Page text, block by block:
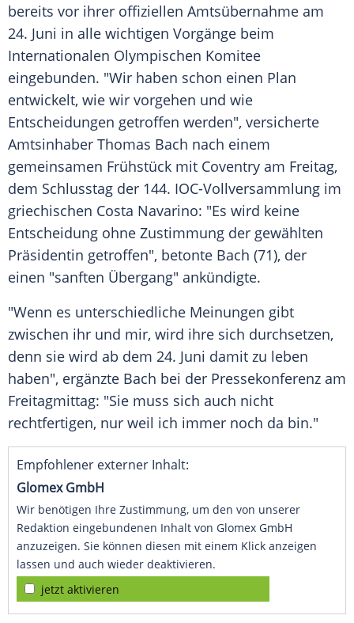
bereits vor ihrer offiziellen Amtsübernahme am
24. Juni in alle wichtigen Vorgänge beim
Internationalen Olympischen Komitee
eingebunden. "Wir haben schon einen Plan
entwickelt, wie wir vorgehen und wie
Entscheidungen getroffen werden", versicherte
Amtsinhaber Thomas Bach nach einem
gemeinsamen Frühstück mit Coventry am Freitag,
dem Schlusstag der 144. IOC-Vollversammlung im
griechischen Costa Navarino: "Es wird keine
Entscheidung ohne Zustimmung der gewählten
Präsidentin getroffen", betonte Bach (71), der
einen "sanften Übergang" ankündigte.
"Wenn es unterschiedliche Meinungen gibt
zwischen ihr und mir, wird ihre sich durchsetzen,
denn sie wird ab dem 24. Juni damit zu leben
haben", ergänzte Bach bei der Pressekonferenz am
Freitagmittag: "Sie muss sich auch nicht
rechtfertigen, nur weil ich immer noch da bin."
Empfohlener externer Inhalt:
Glomex GmbH
Wir benötigen Ihre Zustimmung, um den von unserer
Redaktion eingebundenen Inhalt von Glomex GmbH
anzuzeigen. Sie können diesen mit einem Klick anzeigen
lassen und auch wieder deaktivieren.
jetzt aktivieren